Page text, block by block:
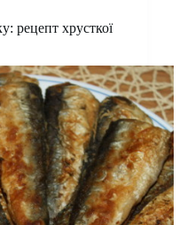
рецепт хрусткої